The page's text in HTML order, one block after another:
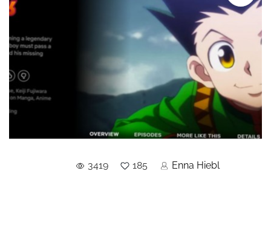
3419 185 Enna Hiebl